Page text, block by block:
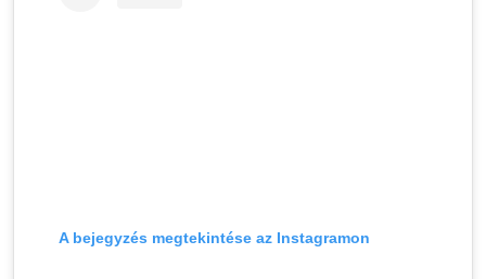
A bejegyzés megtekintése az Instagramon